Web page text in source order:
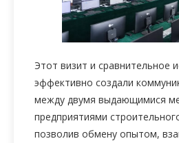
Этот визит и сравнительное
эффективно создали
между двумя выдающимися
предприятиями
позволив обмену опытом,